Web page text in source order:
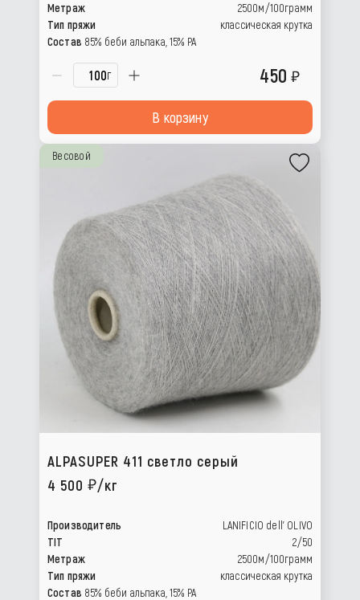
Метраж
2500м/100грамм
Тип пряжи
классическая крутка
Состав 85% беби альпака, 15% РА
г 450
В корзину
Весовой
ALPASUPER 411 светло серый
4 500
/кг
Производитель
LANIFICIO dell’ OLIVO
TIT
2/50
Метраж
2500м/100грамм
Тип пряжи
классическая крутка
Состав 85% беби альпака, 15% РА